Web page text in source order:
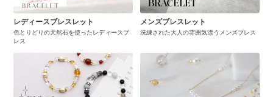
レディースブレスレット
色とりどりの天然石を使ったレディースブ
レス
メンズブレスレット
洗練された大人の雰囲気漂うメンズブレス